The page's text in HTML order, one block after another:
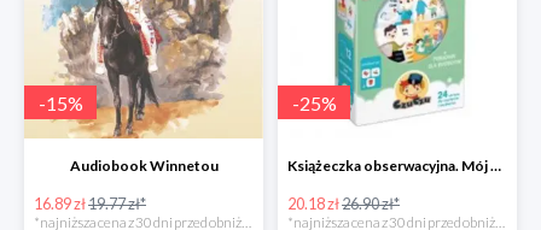
-15%
Audiobook Winnetou
16.89 zł19.77 zł*
-25%
Książeczka obserwacyjna. Mój dzień
20.18 zł26.90 zł*